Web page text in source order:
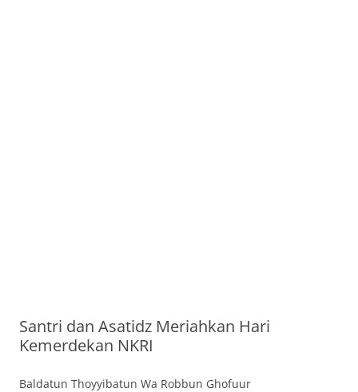
Santri dan Asatidz Meriahkan Hari
Kemerdekan NKRI
Baldatun Thoyyibatun Wa Robbun Ghofuur